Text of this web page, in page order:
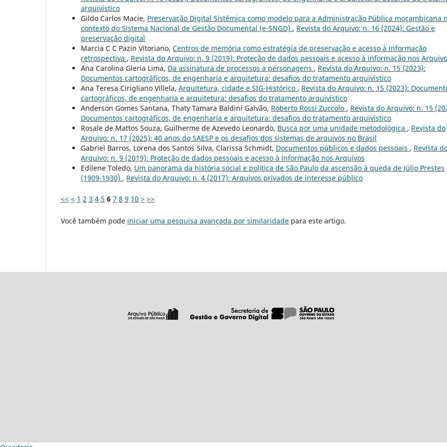
arquivístico
Gildo Carlos Macie, Preservação Digital Sistêmica como modelo para a Administração Pública moçambicana
contexto do Sistema Nacional de Gestão Documental (e-SNGD) , Revista do Arquivo: n. 16 (2024): Gestão e
preservação digital
Marcia C C Pazin Vitoriano, Centros de memória como estratégia de preservação e acesso à informação
retrospectiva , Revista do Arquivo: n. 9 (2019): Proteção de dados pessoais e acesso à informação nos
Ana Carolina Gleria Lima, Da assinatura de processos a personagens , Revista do Arquivo: n. 15 (2023):
Documentos cartográficos, de engenharia e arquitetura: desafios do tratamento arquivístico
Ana Teresa Cirigliano Villela, Arquitetura, cidade e SIG-Histórico , Revista do Arquivo: n. 15 (2023):
cartográficos, de engenharia e arquitetura: desafios do tratamento arquivístico
Anderson Gomes Santana, Thaty Tamara Baldini Galvão, Roberto Rossi Zuccolo , Revista do Arquivo: n. 15
Documentos cartográficos, de engenharia e arquitetura: desafios do tratamento arquivístico
Rosale de Mattos Souza, Guilherme de Azevedo Leonardo, Busca por uma unidade metodológica , Revista do
Arquivo: n. 17 (2025): 40 anos do SAESP e os desafios dos sistemas de arquivos no Brasil
Gabriel Barros, Lorena dos Santos Silva, Clarissa Schmidt, Documentos públicos e dados pessoais , Revista
Arquivo: n. 9 (2019): Proteção de dados pessoais e acesso à informação nos Arquivos
Edilene Toledo, Um panorama da história social e política de São Paulo da ascensão à queda de Júlio Prestes
(1909-1930) , Revista do Arquivo: n. 4 (2017): Arquivos privados de interesse público
<< < 1 2 3 4 5 6 7 8 9 10 > >>
Você também pode iniciar uma pesquisa avançada por similaridade para este artigo.